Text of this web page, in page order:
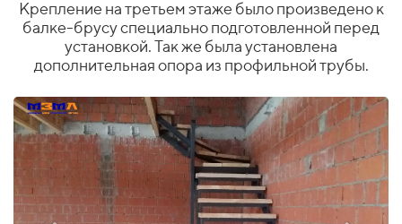
Крепление на третьем этаже было произведено к
балке-брусу специально подготовленной перед
установкой. Так же была установлена
дополнительная опора из профильной трубы.